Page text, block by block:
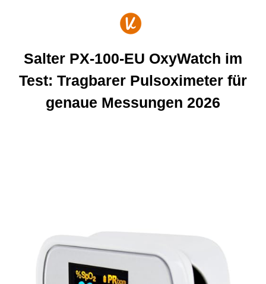
Salter PX-100-EU OxyWatch im
Test: Tragbarer Pulsoximeter für
genaue Messungen 2026